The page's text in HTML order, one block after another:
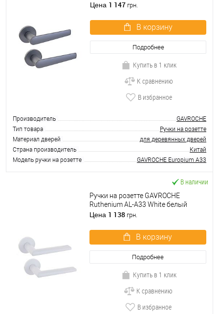
сатин
Цена 1 147 грн.
В корзину
Подробнее
Купить в 1 клик
К сравнению
В избранное
Производитель
GAVROCHE
Тип товара
Ручки на розетте
Материал дверей
для деревянных дверей
Страна производитель
Китай
Модель ручки на розетте
GAVROCHE Europium A33
В наличии
Ручки на розетте GAVROCHE
Ruthenium AL-A33 White белый
Цена 1 138 грн.
В корзину
Подробнее
Купить в 1 клик
К сравнению
В избранное